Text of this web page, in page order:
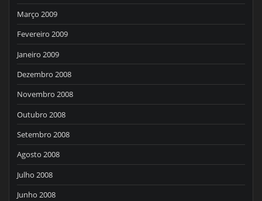
Março 2009
Fevereiro 2009
Janeiro 2009
Dezembro 2008
Novembro 2008
Outubro 2008
Setembro 2008
Agosto 2008
Julho 2008
Junho 2008